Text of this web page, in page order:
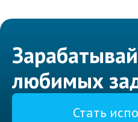
любимых
Стать